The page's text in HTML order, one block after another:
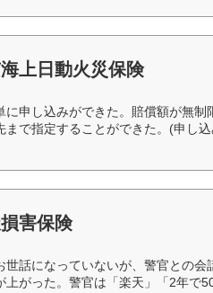
上日動火災保険
に申し込みができた。賠償額が無
まで指定することができた。(申し
害保険
世話になっていないが、警官との
上がった。警官は「楽天」「2年で